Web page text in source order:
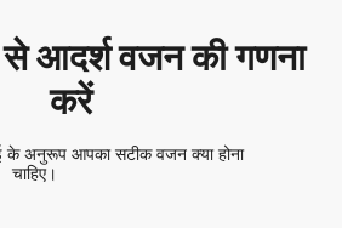
आदर्श वजन की गणना
करें
के अनुरूप आपका सटीक वजन क्या होना
चाहिए।